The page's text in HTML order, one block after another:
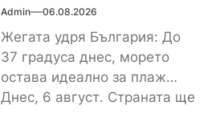
Admin 06.08.2026
Жегата удря България: До
37 градуса днес, морето
остава идеално за плаж
Днес, 6 август. Страната ще